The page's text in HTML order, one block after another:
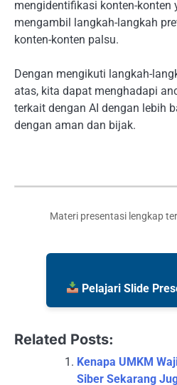
mengidentifikasi konten-konten
mengambil langkah-langkah
konten-konten palsu.
Dengan mengikuti langkah-
atas, kita dapat menghadapi
terkait dengan AI dengan lebih
dengan aman dan bijak.
Materi presentasi lengkap
Pelajari Slide
Related Posts:
Kenapa UMKM
Siber Sekarang